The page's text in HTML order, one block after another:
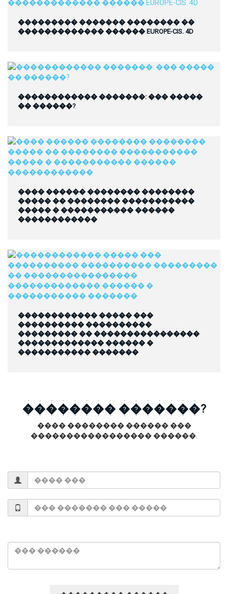
��������� ������� �������� ��
������������� ������ EUROPE-CIS. 4D
������������ �������: ��� �����
�� ������?
���� ������ �������� ��������
����� �� �������� �����������
����� � ����������� ������
������������
������������ ����� ���
���������� ����������
��������� �� ����������������
������������� ������ �
����������� �������
�������� �������?
���� �������� ������ ���
����������������� ������.